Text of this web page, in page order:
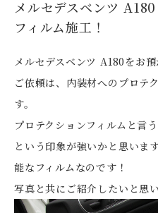
メルセデスベンツ
フィルム施工！
メルセデスベンツ A180をお預
ご依頼は、内装材へのプロテ
す。
プロテクションフィルムと言
という印象が強いかと思いま
能なフィルムなのです！
写真と共にご紹介したいと思い